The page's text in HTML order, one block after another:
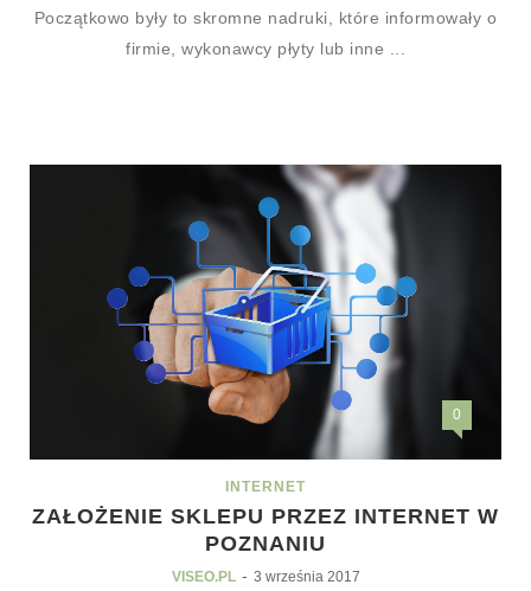
Początkowo były to skromne nadruki, które informowały o
firmie, wykonawcy płyty lub inne ...
0
INTERNET
ZAŁOŻENIE SKLEPU PRZEZ INTERNET W
POZNANIU
VISEO.PL - 3 września 2017